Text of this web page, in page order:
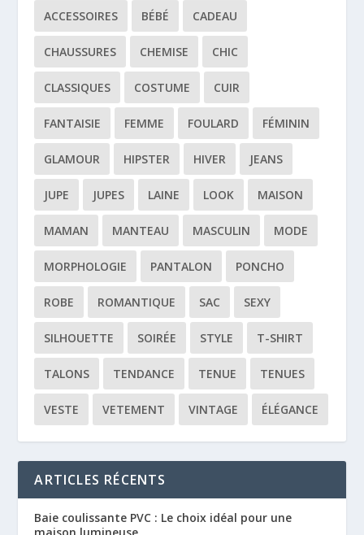
ACCESSOIRES BÉBÉ CADEAU
CHAUSSURES CHEMISE CHIC
CLASSIQUES COSTUME CUIR
FANTAISIE FEMME FOULARD FÉMININ
GLAMOUR HIPSTER HIVER JEANS
JUPE JUPES LAINE LOOK MAISON
MAMAN MANTEAU MASCULIN MODE
MORPHOLOGIE PANTALON PONCHO
ROBE ROMANTIQUE SAC SEXY
SILHOUETTE SOIRÉE STYLE T-SHIRT
TALONS TENDANCE TENUE TENUES
VESTE VETEMENT VINTAGE ÉLÉGANCE
ARTICLES RÉCENTS
Baie coulissante PVC : Le choix idéal pour une